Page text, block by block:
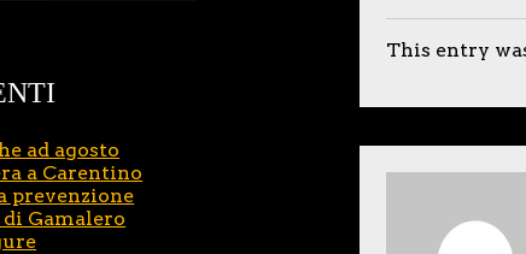
This entry
ad agosto
a Carentino
prevenzione
di Gamalero